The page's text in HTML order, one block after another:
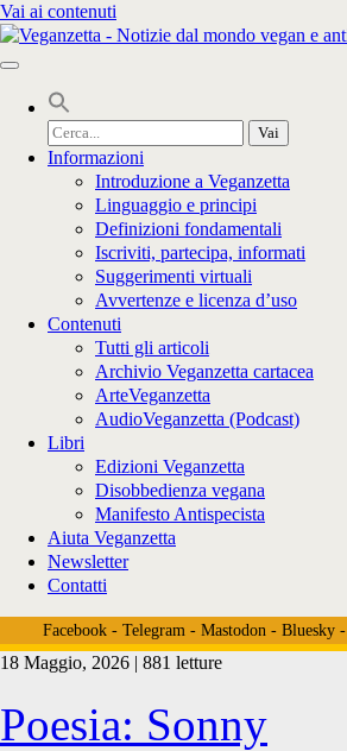
Vai ai contenuti
Cerca
per:
Informazioni
Introduzione a Veganzetta
Linguaggio e principi
Definizioni fondamentali
Iscriviti, partecipa, informati
Suggerimenti virtuali
Avvertenze e licenza d’uso
Contenuti
Tutti gli articoli
Archivio Veganzetta cartacea
ArteVeganzetta
AudioVeganzetta (Podcast)
Libri
Edizioni Veganzetta
Disobbedienza vegana
Manifesto Antispecista
Aiuta Veganzetta
Newsletter
Contatti
Facebook- Telegram- Mastodon- Bluesky-
Tag:
18 Maggio, 2026 | 881 letture
Poesia: Sonny